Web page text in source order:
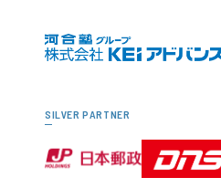
SILVER PARTNER